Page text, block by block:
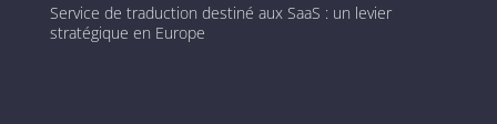
Service de traduction destiné aux SaaS : un levier
stratégique en Europe